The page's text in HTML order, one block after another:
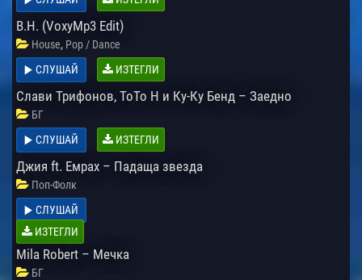
B.H. (VoxyMp3 Edit)
House, Pop / Dance
СЛУШАЙ
ИЗТЕГЛИ
Слави Трифонов, ToTo H и Ку-Ку Бенд – Заедно
БГ
СЛУШАЙ
ИЗТЕГЛИ
Джия ft. Емрах – Падаща звезда
Поп-Фолк
СЛУШАЙ
ИЗТЕГЛИ
Mila Robert – Мечка
БГ